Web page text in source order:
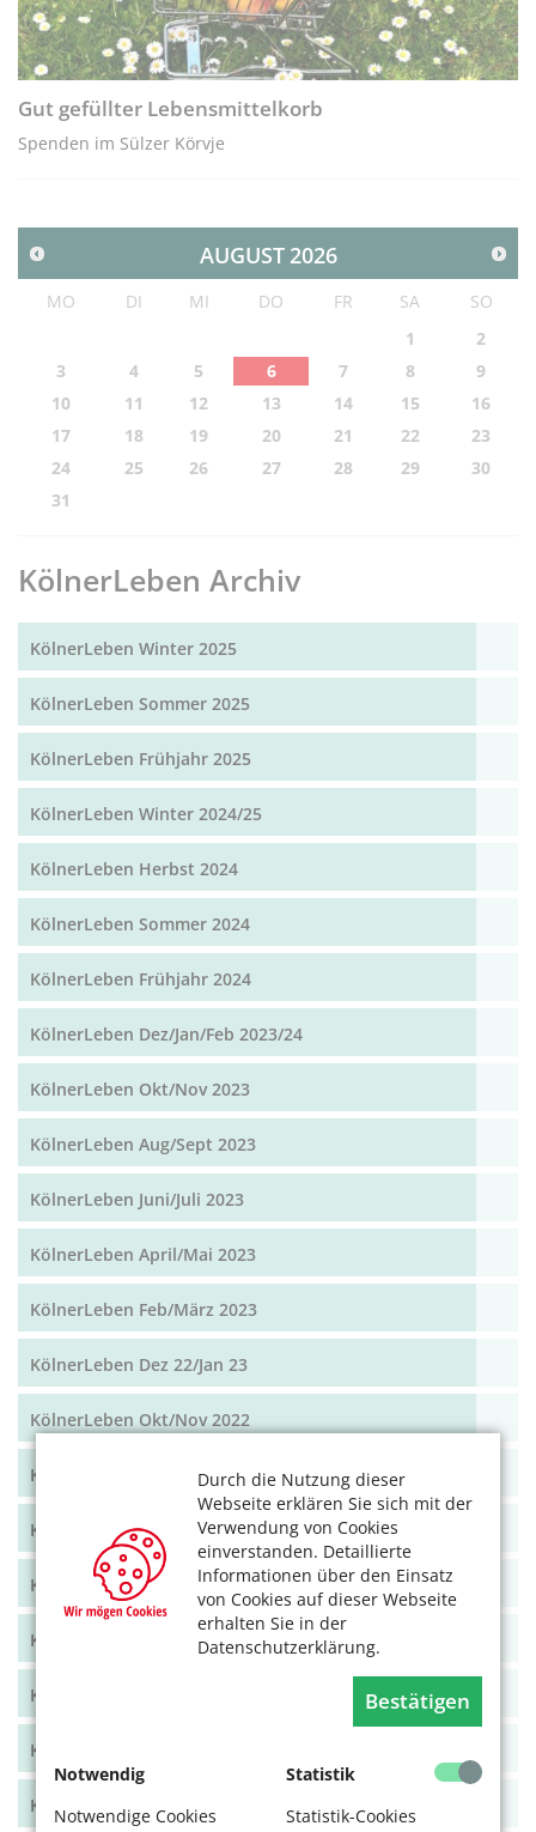
Durch die Nutzung dieser
Webseite erklären Sie sich mit der
Verwendung von Cookies
einverstanden. Detaillierte
Informationen über den Einsatz
von Cookies auf dieser Webseite
erhalten Sie in der
Datenschutzerklärung.
Bestätigen
Notwendig
Notwendige Cookies
Statistik
Statistik-Cookies
Gut gefüllter Lebensmittelkorb
Spenden im Sülzer Körvje
AUGUST 2026
MO DI MI DO FR SA
SO
1
2
3
4 5 6 7 8
9
10
11 12 13 14 15
16
17
18 19 20 21 22
23
24
25 26 27 28 29
30
31
KölnerLeben Archiv
KölnerLeben Winter 2025
KölnerLeben Sommer 2025
KölnerLeben Frühjahr 2025
KölnerLeben Winter 2024/25
KölnerLeben Herbst 2024
KölnerLeben Sommer 2024
KölnerLeben Frühjahr 2024
KölnerLeben Dez/Jan/Feb 2023/24
KölnerLeben Okt/Nov 2023
KölnerLeben Aug/Sept 2023
KölnerLeben Juni/Juli 2023
KölnerLeben April/Mai 2023
KölnerLeben Feb/März 2023
KölnerLeben Dez 22/Jan 23
KölnerLeben Okt/Nov 2022
KölnerLeben Aug/Sept 2022
KölnerLeben Juni/Juli 2022
KölnerLeben April/Mai 2022
KölnerLeben Feb/März 2022
KölnerLeben Dez 21/Jan 22
KölnerLeben Okt/Nov 2021
KölnerLeben Aug/Sept 2021